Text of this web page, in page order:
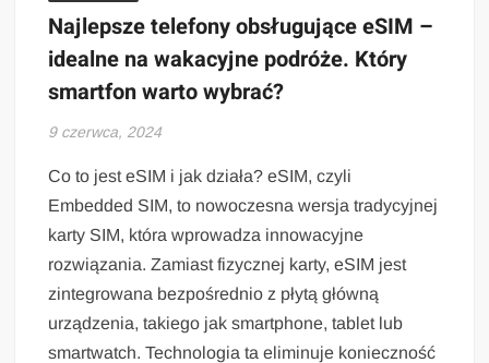
Najlepsze telefony obsługujące eSIM –
idealne na wakacyjne podróże. Który
smartfon warto wybrać?
9 czerwca, 2024
Co to jest eSIM i jak działa? eSIM, czyli
Embedded SIM, to nowoczesna wersja tradycyjnej
karty SIM, która wprowadza innowacyjne
rozwiązania. Zamiast fizycznej karty, eSIM jest
zintegrowana bezpośrednio z płytą główną
urządzenia, takiego jak smartphone, tablet lub
smartwatch. Technologia ta eliminuje konieczność